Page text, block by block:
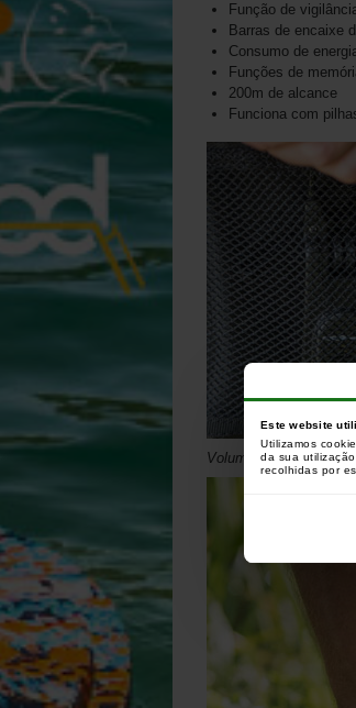
Este website
Utilizamos
da sua
recolhidas por
Função de
Barras de encaixe
Consumo de
Funções de
200m de alcance
Funciona com
Volume e tonalidade